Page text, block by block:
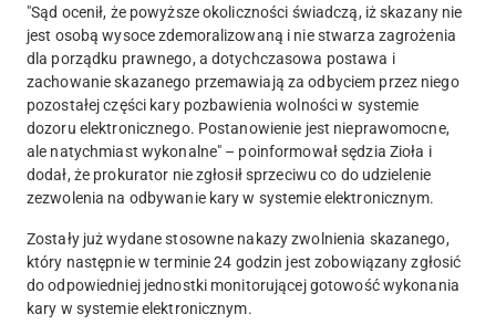
"Sąd ocenił, że powyższe okoliczności świadczą, iż skazany nie
jest osobą wysoce zdemoralizowaną i nie stwarza zagrożenia
dla porządku prawnego, a dotychczasowa postawa i
zachowanie skazanego przemawiają za odbyciem przez niego
pozostałej części kary pozbawienia wolności w systemie
dozoru elektronicznego. Postanowienie jest nieprawomocne,
ale natychmiast wykonalne" – poinformował sędzia Zioła i
dodał, że prokurator nie zgłosił sprzeciwu co do udzielenie
zezwolenia na odbywanie kary w systemie elektronicznym.
Zostały już wydane stosowne nakazy zwolnienia skazanego,
który następnie w terminie 24 godzin jest zobowiązany zgłosić
do odpowiedniej jednostki monitorującej gotowość wykonania
kary w systemie elektronicznym.